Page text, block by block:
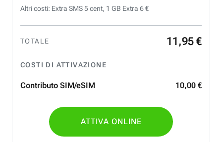
Altri costi: Extra SMS 5 cent, 1 GB Extra 6 €
TOTALE 11 ,95 €
COSTI DI ATTIVAZIONE
Contributo SIM/eSIM 10,00 €
ATTIVA ONLINE